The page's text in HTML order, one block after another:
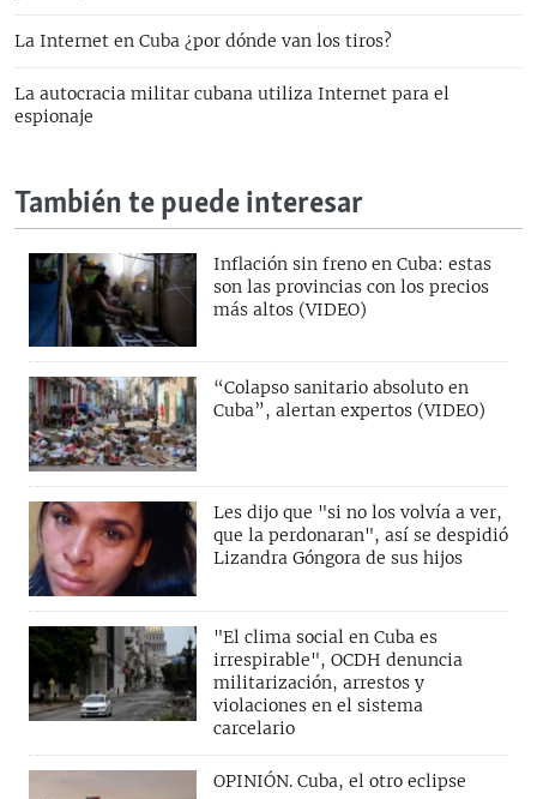
La Internet en Cuba ¿por dónde van los tiros?
La autocracia militar cubana utiliza Internet para el
espionaje
También te puede interesar
Inflación sin freno en Cuba: estas
son las provincias con los precios
más altos (VIDEO)
“Colapso sanitario absoluto en
Cuba”, alertan expertos (VIDEO)
Les dijo que "si no los volvía a ver,
que la perdonaran", así se despidió
Lizandra Góngora de sus hijos
"El clima social en Cuba es
irrespirable", OCDH denuncia
militarización, arrestos y
violaciones en el sistema
carcelario
OPINIÓN. Cuba, el otro eclipse